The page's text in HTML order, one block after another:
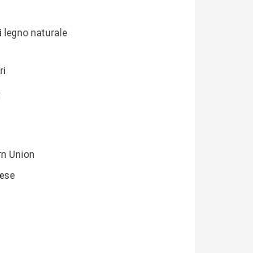
legno naturale
Union